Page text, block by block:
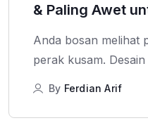
& Paling Awet
Anda bosan melihat
perak kusam.
By Ferdian Arif